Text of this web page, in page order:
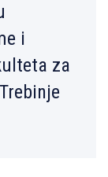
i
za